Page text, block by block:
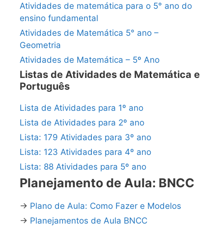
Atividades de matemática para o 5° ano do
ensino fundamental
Atividades de Matemática 5° ano –
Geometria
Atividades de Matemática – 5º Ano
Listas de Atividades de Matemática e
Português
Lista de Atividades para 1º ano
Lista de Atividades para 2º ano
Lista: 179 Atividades para 3º ano
Lista: 123 Atividades para 4º ano
Lista: 88 Atividades para 5º ano
Planejamento de Aula: BNCC
→ Plano de Aula: Como Fazer e Modelos
→ Planejamentos de Aula BNCC